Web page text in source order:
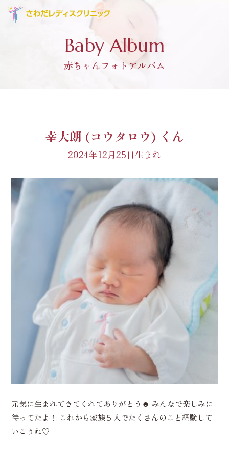
Baby Album
赤ちゃんフォトアルバム
幸大朗 (コウタロウ) くん
2024年12月25日生まれ
元気に生まれてきてくれてありがとう☻ みんなで楽しみに
待ってたよ！ これから家族５人でたくさんのこと経験して
いこうね♡